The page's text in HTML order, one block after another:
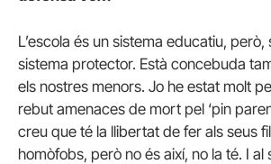
L’escola és un sistema educatiu,
sistema protector. Està concebuda
els nostres menors. Jo he estat molt
rebut amenaces de mort pel ‘pin
creu que té la llibertat de fer als seus
homòfobs, però no és així, no la té. I